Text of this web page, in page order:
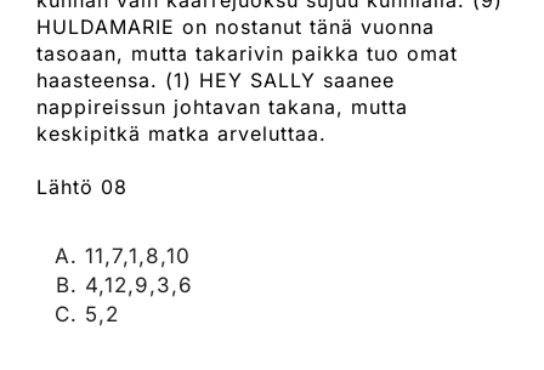
HULDAMARIE on nostanut tänä vuonna
tasoaan, mutta takarivin paikka tuo omat
haasteensa. (1) HEY SALLY saanee
nappireissun johtavan takana, mutta
keskipitkä matka arveluttaa.
Lähtö 08
11,7,1,8,10
4,12,9,3,6
5,2